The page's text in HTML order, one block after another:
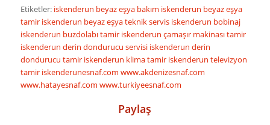
Etiketler: iskenderun beyaz eşya bakım iskenderun beyaz eşya
tamir iskenderun beyaz eşya teknik servis iskenderun bobinaj
iskenderun buzdolabı tamir iskenderun çamaşır makinası tamir
iskenderun derin dondurucu servisi iskenderun derin
dondurucu tamir iskenderun klima tamir iskenderun televizyon
tamir iskenderunesnaf.com www.akdenizesnaf.com
www.hatayesnaf.com www.turkiyeesnaf.com
Paylaş